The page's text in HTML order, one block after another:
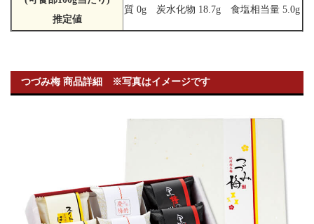
推定値
質 0g 炭水化物 18.7g 食塩相当量 5.0g
つづみ梅 商品詳細 ※写真はイメージです